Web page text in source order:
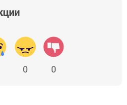
0 0